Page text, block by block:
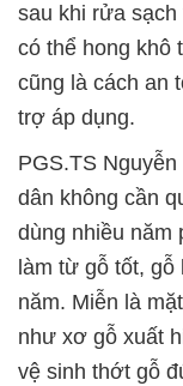
sau khi rửa
có thể hong khô
cũng là cách an
trợ áp dụng.
PGS.TS
dân không cần
dùng nhiều năm
làm từ gỗ tốt,
năm. Miễn là
như xơ gỗ xuất
vệ sinh thớt gỗ